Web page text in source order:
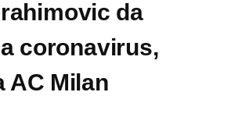
da
coronavirus,
AC Milan